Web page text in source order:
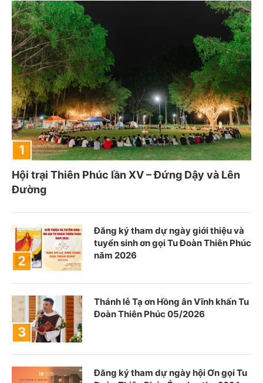
Hội trại Thiên Phúc lần XV – Đứng Dậy và Lên
Đường
Đăng ký tham dự ngày giới thiệu và
tuyển sinh ơn gọi Tu Đoàn Thiên Phúc
năm 2026
Thánh lễ Tạ ơn Hồng ân Vĩnh khấn Tu
Đoàn Thiên Phúc 05/2026
Đăng ký tham dự ngày hội Ơn gọi Tu